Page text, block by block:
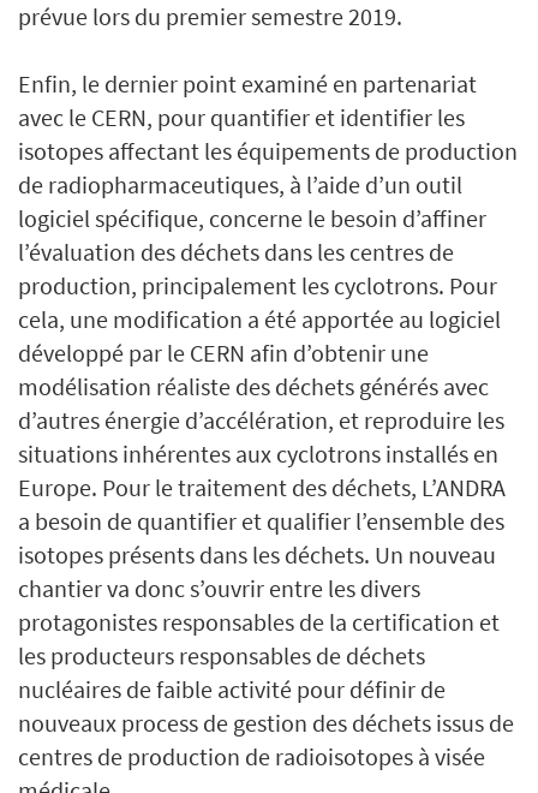
prévue lors du premier semestre 2019.
Enfin, le dernier point examiné en partenariat
avec le CERN, pour quantifier et identifier les
isotopes affectant les équipements de production
de radiopharmaceutiques, à l’aide d’un outil
logiciel spécifique, concerne le besoin d’affiner
l’évaluation des déchets dans les centres de
production, principalement les cyclotrons. Pour
cela, une modification a été apportée au logiciel
développé par le CERN afin d’obtenir une
modélisation réaliste des déchets générés avec
d’autres énergie d’accélération, et reproduire les
situations inhérentes aux cyclotrons installés en
Europe. Pour le traitement des déchets, L’ANDRA
a besoin de quantifier et qualifier l’ensemble des
isotopes présents dans les déchets. Un nouveau
chantier va donc s’ouvrir entre les divers
protagonistes responsables de la certification et
les producteurs responsables de déchets
nucléaires de faible activité pour définir de
nouveaux process de gestion des déchets issus de
centres de production de radioisotopes à visée